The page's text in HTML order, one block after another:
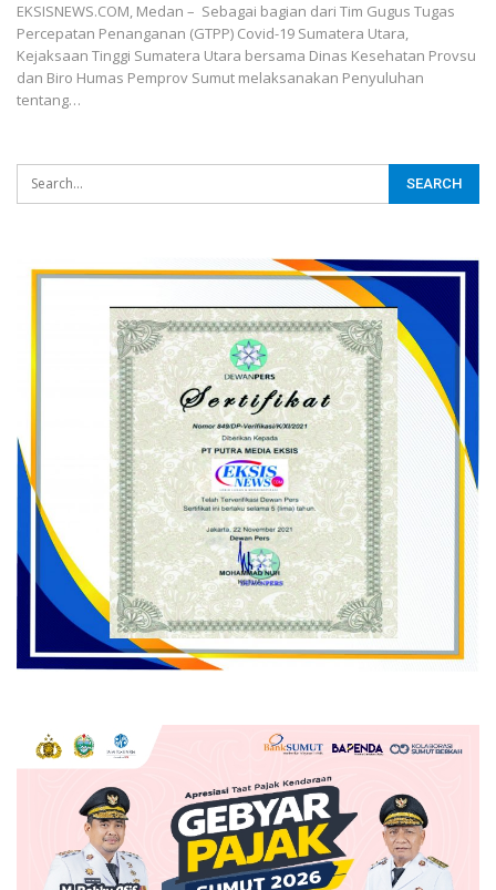
EKSISNEWS.COM, Medan – Sebagai bagian dari Tim Gugus Tugas
Percepatan Penanganan (GTPP) Covid-19 Sumatera Utara,
Kejaksaan Tinggi Sumatera Utara bersama Dinas Kesehatan Provsu
dan Biro Humas Pemprov Sumut melaksanakan Penyuluhan
tentang…